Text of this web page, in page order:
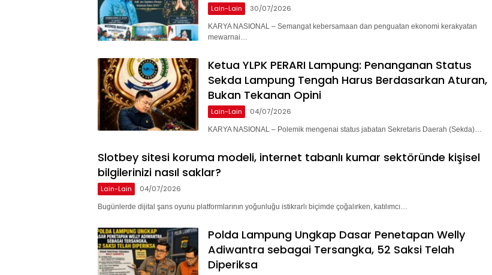
Lain-Lain 30/07/2026
KARYA NASIONAL – Semangat kebersamaan dan penguatan ekonomi kerakyatan
mewarnai…
Ketua YLPK PERARI Lampung: Penanganan Status
Sekda Lampung Tengah Harus Berdasarkan Aturan,
Bukan Tekanan Opini
Lain-Lain 04/07/2026
KARYA NASIONAL – Polemik mengenai status jabatan Sekretaris Daerah (Sekda)…
Slotbey sitesi koruma modeli, internet tabanlı kumar sektöründe kişisel
bilgilerinizi nasıl saklar?
Lain-Lain 04/07/2026
Bugünlerde dijital şans oyunu platformlarının yoğunluğu istikrarlı biçimde çoğalırken, katılımcı…
Polda Lampung Ungkap Dasar Penetapan Welly
Adiwantra sebagai Tersangka, 52 Saksi Telah
Diperiksa